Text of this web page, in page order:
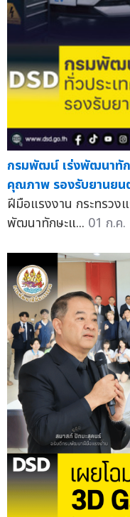
กรมพัฒน์ เร่งพัฒนาทัก
คุณภาพ รองรับยานย
ฝีมือแรงงาน กระทรวง
พัฒนาทักษะแ... 01 ก.ค.